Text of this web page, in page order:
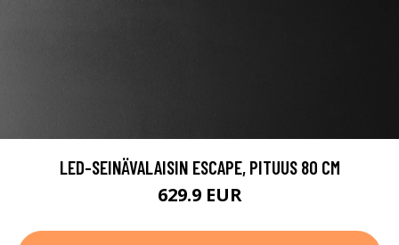
LED-SEINÄVALAISIN ESCAPE, PITUUS 80 CM
629.9 EUR